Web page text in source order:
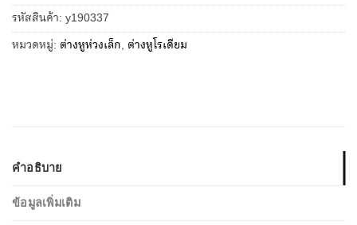
รหัสสินค้า: y190337
หมวดหมู่: ต่างหูห่วงเล็ก, ต่างหูโรเดียม
คำอธิบาย
ข้อมูลเพิ่มเติม